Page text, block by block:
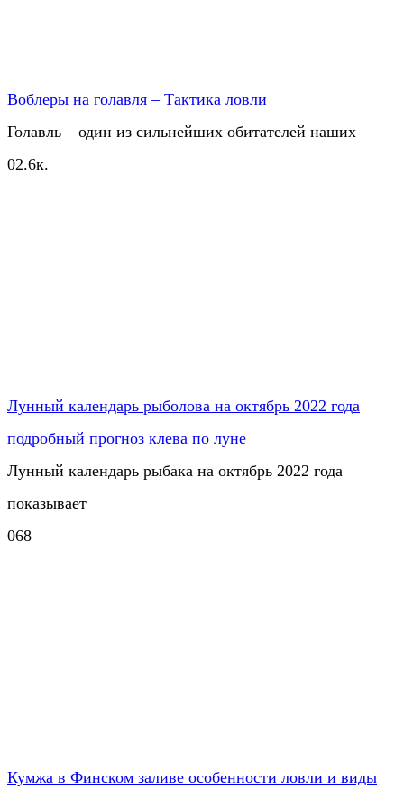
Воблеры на голавля – Тактика ловли
Голавль – один из сильнейших обитателей наших
02.6к.
Лунный календарь рыболова на октябрь 2022 года
подробный прогноз клева по луне
Лунный календарь рыбака на октябрь 2022 года
показывает
068
Кумжа в Финском заливе особенности ловли и виды